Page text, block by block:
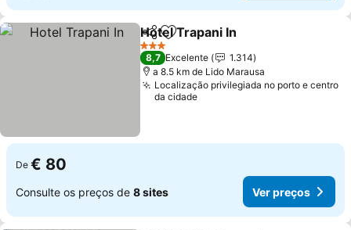
PartilharAdicionar aos favoritos
Hotel Trapani In
3 Estrelas
8,7 Excelente
1.314
a 8.5 km de Lido Marausa
Localização privilegiada no porto e centro
da cidade
De € 80
Consulte os preços de 8 sites Ver preços